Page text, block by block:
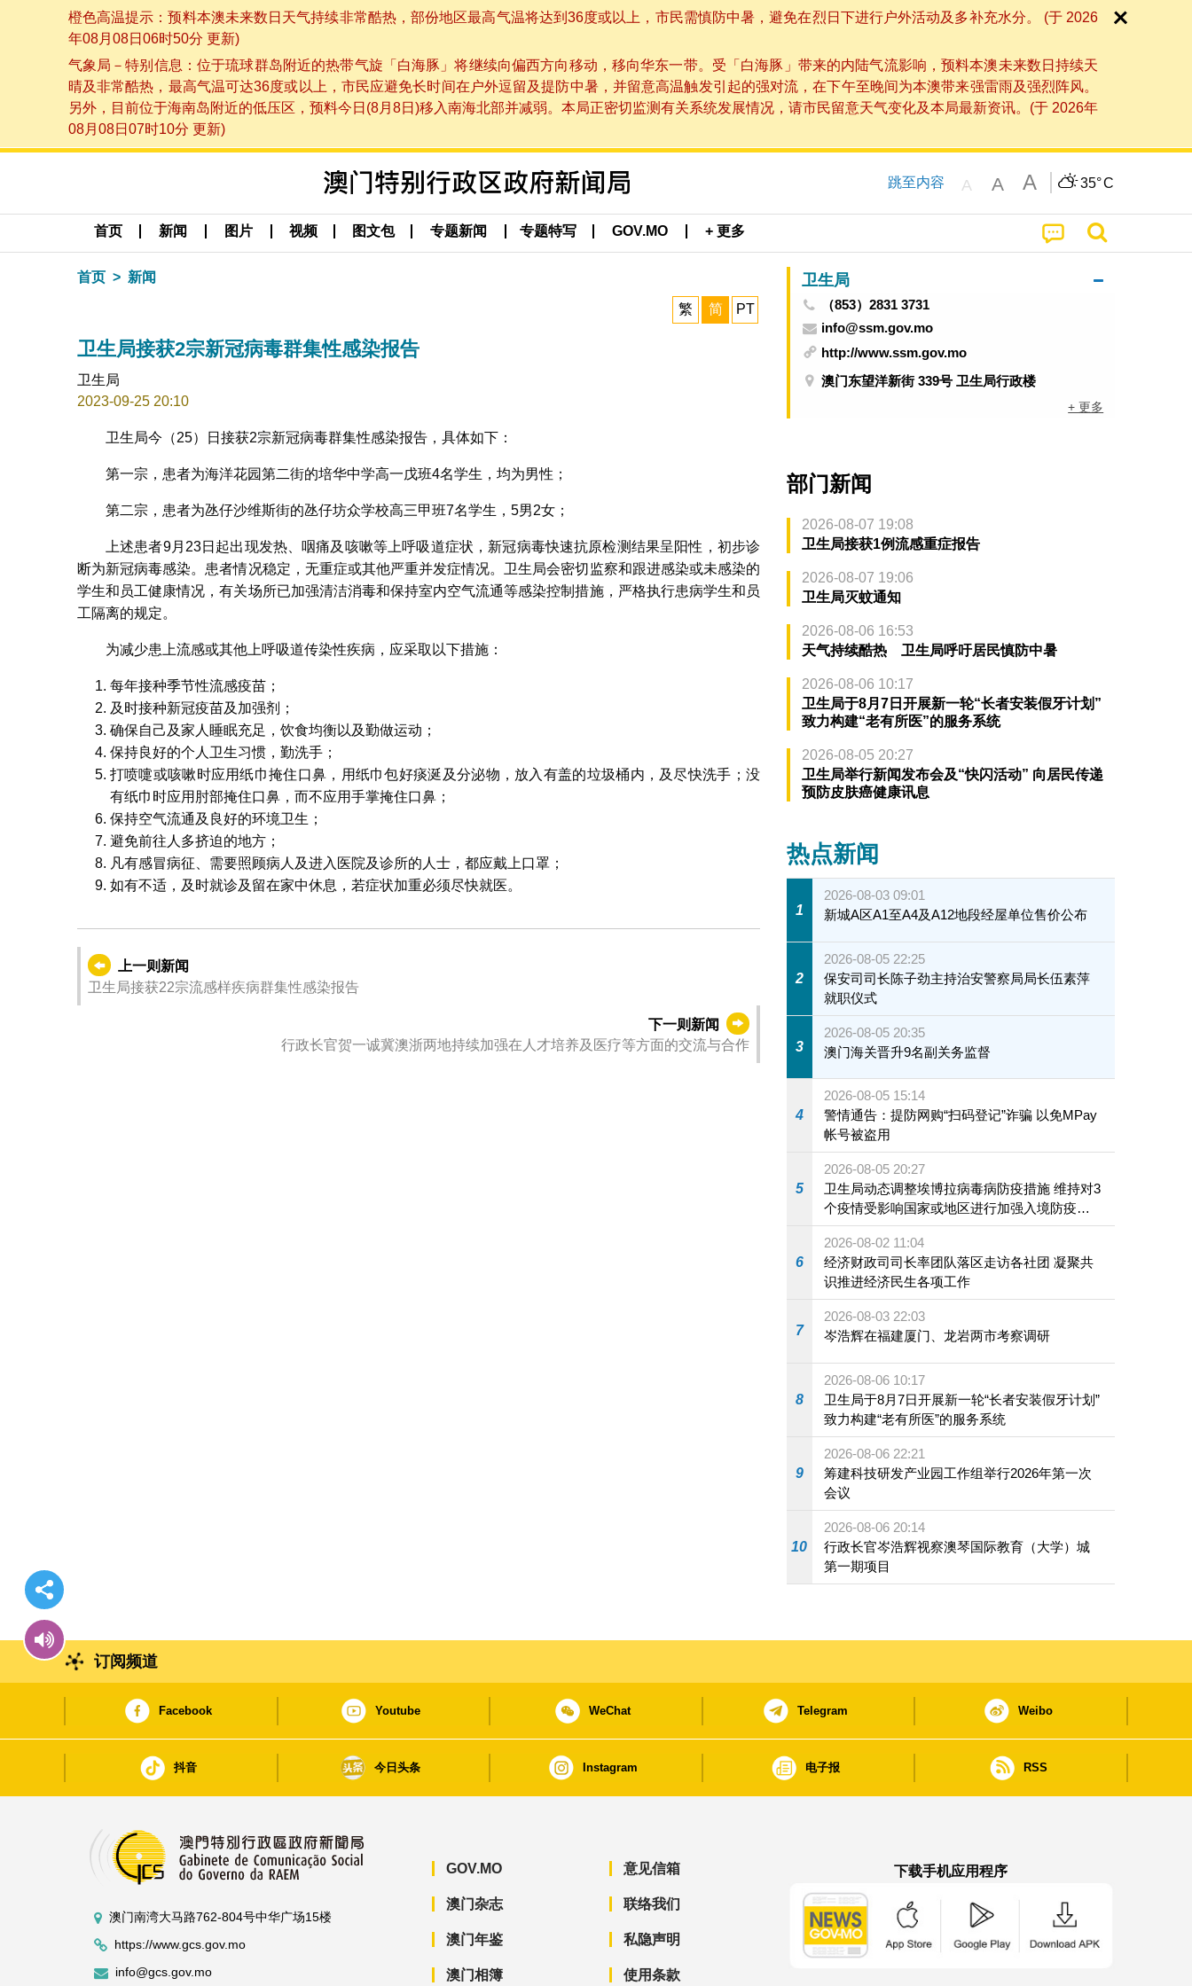
橙色高温提示：预料本澳未来数日天气持续非常酷热，部份地区最高气温将达到36度或以上，市民需慎防中暑，避免在烈日下进行户外活动及多补充水分。 (于 2026
年08月08日06时50分 更新)
气象局－特别信息：位于琉球群岛附近的热带气旋「白海豚」将继续向偏西方向移动，移向华东一带。受「白海豚」带来的内陆气流影响，预料本澳未来数日持续天
晴及非常酷热，最高气温可达36度或以上，市民应避免长时间在户外逗留及提防中暑，并留意高温触发引起的强对流，在下午至晚间为本澳带来强雷雨及强烈阵风。
另外，目前位于海南岛附近的低压区，预料今日(8月8日)移入南海北部并减弱。本局正密切监测有关系统发展情况，请市民留意天气变化及本局最新资讯。(于 2026年
08月08日07时10分 更新)
跳至内容 A A A 35°C
首页 新闻 图片 视频 图文包 专题新闻 专题特写 GOV.MO + 更多
首页 新闻
繁 简 PT
卫生局接获2宗新冠病毒群集性感染报告
卫生局
2023-09-25 20:10
卫生局今（25）日接获2宗新冠病毒群集性感染报告，具体如下：
第一宗，患者为海洋花园第二街的培华中学高一戊班4名学生，均为男性；
第二宗，患者为氹仔沙维斯街的氹仔坊众学校高三甲班7名学生，5男2女；
上述患者9月23日起出现发热、咽痛及咳嗽等上呼吸道症状，新冠病毒快速抗原检测结果呈阳性，初步诊
断为新冠病毒感染。患者情况稳定，无重症或其他严重并发症情况。卫生局会密切监察和跟进感染或未感染的
学生和员工健康情况，有关场所已加强清洁消毒和保持室内空气流通等感染控制措施，严格执行患病学生和员
工隔离的规定。
为减少患上流感或其他上呼吸道传染性疾病，应采取以下措施：
每年接种季节性流感疫苗；
及时接种新冠疫苗及加强剂；
确保自己及家人睡眠充足，饮食均衡以及勤做运动；
保持良好的个人卫生习惯，勤洗手；
打喷嚏或咳嗽时应用纸巾掩住口鼻，用纸巾包好痰涎及分泌物，放入有盖的垃圾桶内，及尽快洗手；没
有纸巾时应用肘部掩住口鼻，而不应用手掌掩住口鼻；
保持空气流通及良好的环境卫生；
避免前往人多挤迫的地方；
凡有感冒病征、需要照顾病人及进入医院及诊所的人士，都应戴上口罩；
如有不适，及时就诊及留在家中休息，若症状加重必须尽快就医。
上一则新闻
卫生局接获22宗流感样疾病群集性感染报告
下一则新闻
行政长官贺一诚冀澳浙两地持续加强在人才培养及医疗等方面的交流与合作
卫生局
（853）2831 3731
info@ssm.gov.mo
http://www.ssm.gov.mo
澳门东望洋新街 339号 卫生局行政楼
+ 更多
部门新闻
2026-08-07 19:08
卫生局接获1例流感重症报告
2026-08-07 19:06
卫生局灭蚊通知
2026-08-06 16:53
天气持续酷热 卫生局呼吁居民慎防中暑
2026-08-06 10:17
卫生局于8月7日开展新一轮“长者安装假牙计划”
致力构建“老有所医”的服务系统
2026-08-05 20:27
卫生局举行新闻发布会及“快闪活动” 向居民传递
预防皮肤癌健康讯息
热点新闻
1
2026-08-03 09:01
新城A区A1至A4及A12地段经屋单位售价公布
2
2026-08-05 22:25
保安司司长陈子劲主持治安警察局局长伍素萍
就职仪式
3
2026-08-05 20:35
澳门海关晋升9名副关务监督
4
2026-08-05 15:14
警情通告：提防网购“扫码登记”诈骗 以免MPay
帐号被盗用
5
2026-08-05 20:27
卫生局动态调整埃博拉病毒病防疫措施 维持对3
个疫情受影响国家或地区进行加强入境防疫措
施
6
2026-08-02 11:04
经济财政司司长率团队落区走访各社团 凝聚共
识推进经济民生各项工作
7
2026-08-03 22:03
岑浩辉在福建厦门、龙岩两市考察调研
8
2026-08-06 10:17
卫生局于8月7日开展新一轮“长者安装假牙计划”
致力构建“老有所医”的服务系统
9
2026-08-06 22:21
筹建科技研发产业园工作组举行2026年第一次
会议
10
2026-08-06 20:14
行政长官岑浩辉视察澳琴国际教育（大学）城
第一期项目
订阅频道
Facebook Youtube WeChat Telegram Weibo
抖音 今日头条 Instagram 电子报 RSS
澳门南湾大马路762-804号中华广场15楼
https://www.gcs.gov.mo
info@gcs.gov.mo
GOV.MO
澳门杂志
澳门年鉴
澳门相簿
意见信箱
联络我们
私隐声明
使用条款
下载手机应用程序